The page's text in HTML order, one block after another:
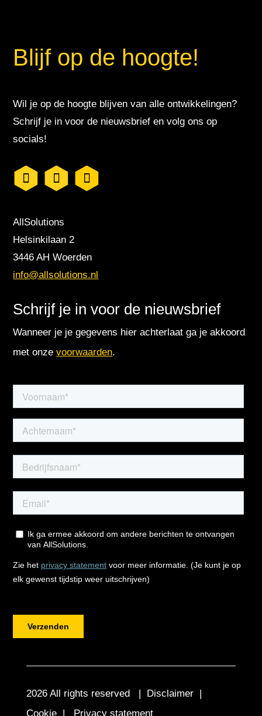
Blijf op de hoogte!
Wil je op de hoogte blijven van alle ontwikkelingen?
Schrijf je in voor de nieuwsbrief en volg ons op
socials!
AllSolutions
Helsinkilaan 2
3446 AH Woerden
info@allsolutions.nl
Schrijf je in voor de nieuwsbrief
Wanneer je je gegevens hier achterlaat ga je akkoord
met onzevoorwaarden.
2026 All rights reserved | Disclaimer |
Cookie | Privacy statement